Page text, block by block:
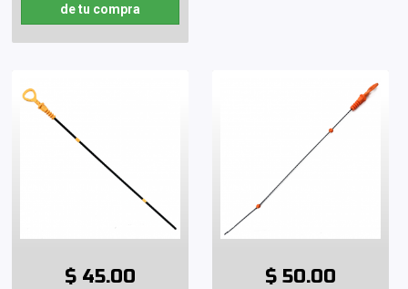
de tu compra
$ 45.00 $ 50.00